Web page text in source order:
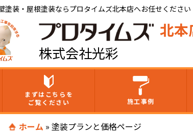
塗装・屋根塗装ならプロタイムズ北本店へお任せください
北本
株式会社光彩
まずはこちらを
ご覧ください
施工事例
ホーム » 塗装プランと価格ページ